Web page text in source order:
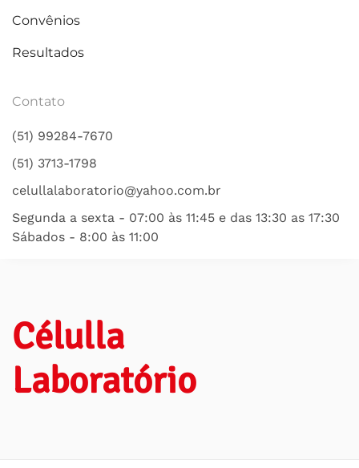
Convênios
Resultados
Contato
(51) 99284-7670
(51) 3713-1798
celullalaboratorio@yahoo.com.br
Segunda a sexta - 07:00 às 11:45 e das 13:30 as 17:30
Sábados - 8:00 às 11:00
Célulla
Laboratório